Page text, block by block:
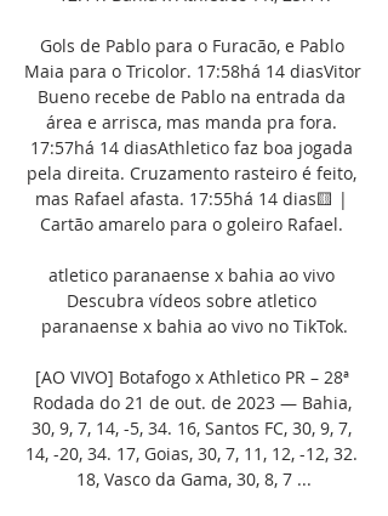
Gols de Pablo para o Furacão, e Pablo
Maia para o Tricolor. 17:58há 14 diasVitor
Bueno recebe de Pablo na entrada da
área e arrisca, mas manda pra fora.
17:57há 14 diasAthletico faz boa jogada
pela direita. Cruzamento rasteiro é feito,
mas Rafael afasta. 17:55há 14 dias🟨 |
Cartão amarelo para o goleiro Rafael.
atletico paranaense x bahia ao vivo
Descubra vídeos sobre atletico
paranaense x bahia ao vivo no TikTok.
[AO VIVO] Botafogo x Athletico PR – 28ª
Rodada do 21 de out. de 2023 — Bahia,
30, 9, 7, 14, -5, 34. 16, Santos FC, 30, 9, 7,
14, -20, 34. 17, Goias, 30, 7, 11, 12, -12, 32.
18, Vasco da Gama, 30, 8, 7 ...